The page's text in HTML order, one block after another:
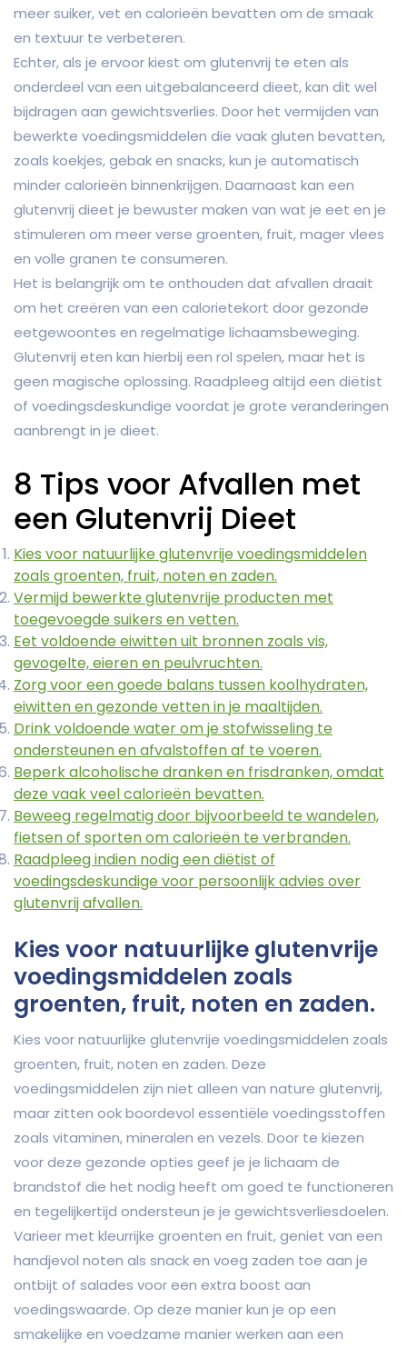
meer suiker, vet en calorieën bevatten om de smaak
en textuur te verbeteren.
Echter, als je ervoor kiest om glutenvrij te eten als
onderdeel van een uitgebalanceerd dieet, kan dit wel
bijdragen aan gewichtsverlies. Door het vermijden van
bewerkte voedingsmiddelen die vaak gluten bevatten,
zoals koekjes, gebak en snacks, kun je automatisch
minder calorieën binnenkrijgen. Daarnaast kan een
glutenvrij dieet je bewuster maken van wat je eet en je
stimuleren om meer verse groenten, fruit, mager vlees
en volle granen te consumeren.
Het is belangrijk om te onthouden dat afvallen draait
om het creëren van een calorietekort door gezonde
eetgewoontes en regelmatige lichaamsbeweging.
Glutenvrij eten kan hierbij een rol spelen, maar het is
geen magische oplossing. Raadpleeg altijd een diëtist
of voedingsdeskundige voordat je grote veranderingen
aanbrengt in je dieet.
8 Tips voor Afvallen met
een Glutenvrij Dieet
Kies voor natuurlijke glutenvrije voedingsmiddelen
zoals groenten, fruit, noten en zaden.
Vermijd bewerkte glutenvrije producten met
toegevoegde suikers en vetten.
Eet voldoende eiwitten uit bronnen zoals vis,
gevogelte, eieren en peulvruchten.
Zorg voor een goede balans tussen koolhydraten,
eiwitten en gezonde vetten in je maaltijden.
Drink voldoende water om je stofwisseling te
ondersteunen en afvalstoffen af te voeren.
Beperk alcoholische dranken en frisdranken, omdat
deze vaak veel calorieën bevatten.
Beweeg regelmatig door bijvoorbeeld te wandelen,
fietsen of sporten om calorieën te verbranden.
Raadpleeg indien nodig een diëtist of
voedingsdeskundige voor persoonlijk advies over
glutenvrij afvallen.
Kies voor natuurlijke glutenvrije
voedingsmiddelen zoals
groenten, fruit, noten en zaden.
Kies voor natuurlijke glutenvrije voedingsmiddelen zoals
groenten, fruit, noten en zaden. Deze
voedingsmiddelen zijn niet alleen van nature glutenvrij,
maar zitten ook boordevol essentiële voedingsstoffen
zoals vitaminen, mineralen en vezels. Door te kiezen
voor deze gezonde opties geef je je lichaam de
brandstof die het nodig heeft om goed te functioneren
en tegelijkertijd ondersteun je je gewichtsverliesdoelen.
Varieer met kleurrijke groenten en fruit, geniet van een
handjevol noten als snack en voeg zaden toe aan je
ontbijt of salades voor een extra boost aan
voedingswaarde. Op deze manier kun je op een
smakelijke en voedzame manier werken aan een